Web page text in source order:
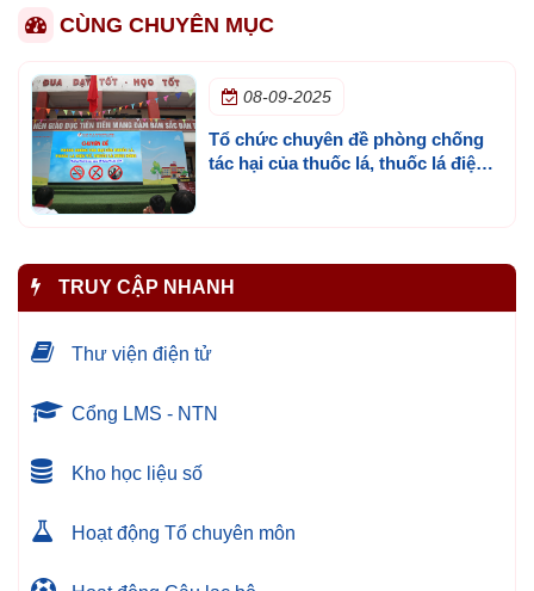
CÙNG CHUYÊN MỤC
08-09-2025
Tổ chức chuyên đề phòng chống
tác hại của thuốc lá, thuốc lá điện
TRUY CẬP NHANH
Thư viện điện tử
Cổng LMS - NTN
Kho học liệu số
Hoạt động Tổ chuyên môn